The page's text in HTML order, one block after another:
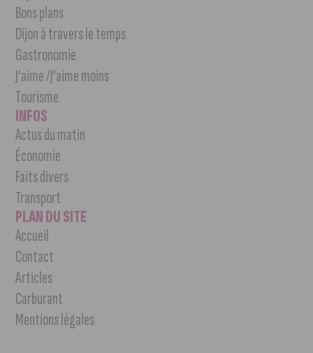
Bons plans
Dijon à travers le temps
Gastronomie
J’aime /J’aime moins
Tourisme
INFOS
Actus du matin
Économie
Faits divers
Transport
PLAN DU SITE
Accueil
Contact
Articles
Carburant
Mentions légales